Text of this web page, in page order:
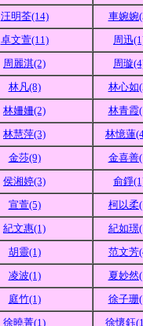
汪明荃(14)
車婉婉
卓文萱(11)
周迅
周麗淇(2)
周璇
林凡(8)
林心如
林姍姍(2)
林青霞
林慧萍(3)
林憶蓮
金莎(9)
金喜善
侯湘婷(3)
俞錚
宣萱(5)
柯以柔
紀文惠(1)
紀如璟
胡靈(1)
范文芳
凌波(1)
夏妙然
庭竹(1)
徐子珊
徐曉菁(1)
徐懷鈺